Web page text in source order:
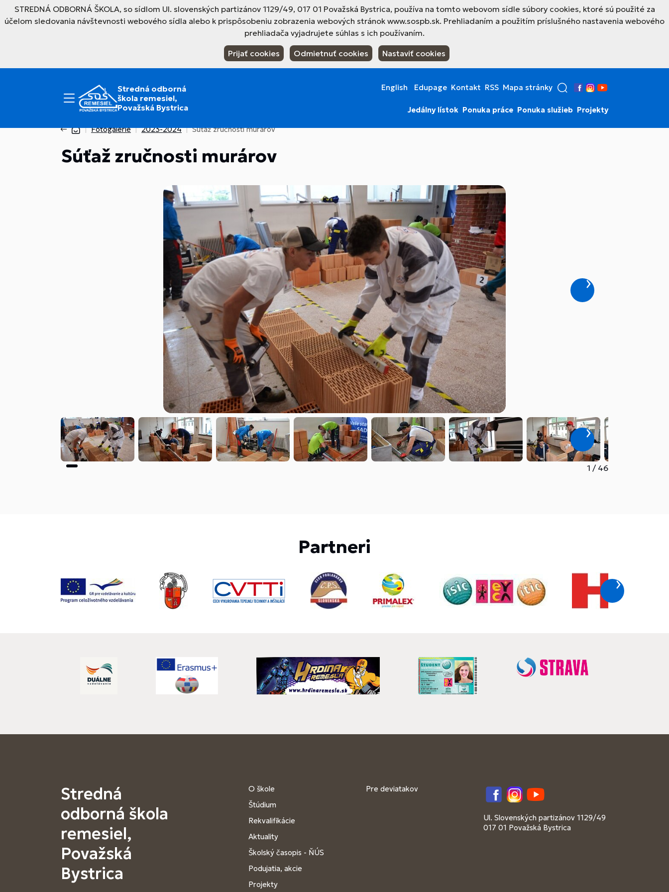
STREDNÁ ODBORNÁ ŠKOLA, so sídlom Ul. slovenských partizánov 1129/49, 017 01 Považská Bystrica, používa na tomto webovom sídle súbory cookies, ktoré sú použité za
účelom sledovania návštevnosti webového sídla alebo k prispôsobeniu zobrazenia webových stránok www.sospb.sk. Prehliadaním a použitím príslušného nastavenia webového
prehliadača vyjadrujete súhlas s ich používaním.
Prijať cookies Odmietnuť cookies Nastaviť cookies
Stredná odborná
škola remesiel,
Považská Bystrica
English Edupage Kontakt RSS Mapa stránky
Facebook
Instagram
YouTube
Jedálny lístok Ponuka práce Ponuka služieb Projekty
Fotogalérie 2023-2024 Súťaž zručnosti murárov
Súťaž zručnosti murárov
1 / 46
Partneri
Stredná
odborná škola
remesiel,
Považská
Bystrica
O škole
Štúdium
Rekvalifikácie
Aktuality
Školský časopis - ŇÚS
Podujatia, akcie
Projekty
Pre deviatakov
FacebookInstagramYouTube
Ul. Slovenských partizánov 1129/49
017 01 Považská Bystrica